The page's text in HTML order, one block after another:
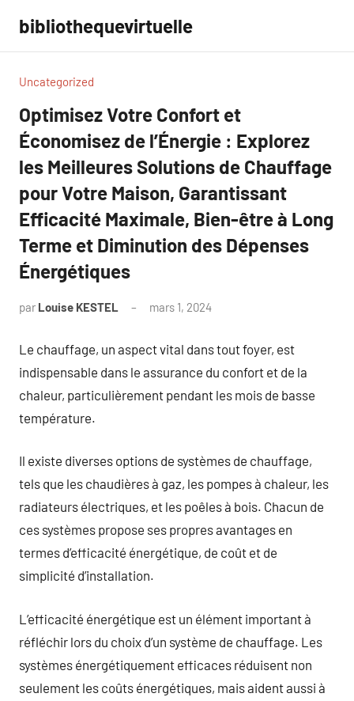
contenu
bibliothequevirtuelle
Uncategorized
Optimisez Votre Confort et
Économisez de l’Énergie : Explorez
les Meilleures Solutions de Chauffage
pour Votre Maison, Garantissant
Efficacité Maximale, Bien-être à Long
Terme et Diminution des Dépenses
Énergétiques
par Louise KESTEL mars 1, 2024
Le chauffage, un aspect vital dans tout foyer, est
indispensable dans le assurance du confort et de la
chaleur, particulièrement pendant les mois de basse
température.
Il existe diverses options de systèmes de chauffage,
tels que les chaudières à gaz, les pompes à chaleur, les
radiateurs électriques, et les poêles à bois. Chacun de
ces systèmes propose ses propres avantages en
termes d’efficacité énergétique, de coût et de
simplicité d’installation.
L’efficacité énergétique est un élément important à
réfléchir lors du choix d’un système de chauffage. Les
systèmes énergétiquement efficaces réduisent non
seulement les coûts énergétiques, mais aident aussi à